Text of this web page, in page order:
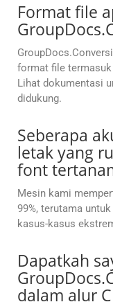
Format file
format file termasuk
Lihat dokumentasi
didukung.
Seberapa
letak yang
font
Mesin kami
99%, terutama
kasus-kasus
Dapatkah
dalam alur